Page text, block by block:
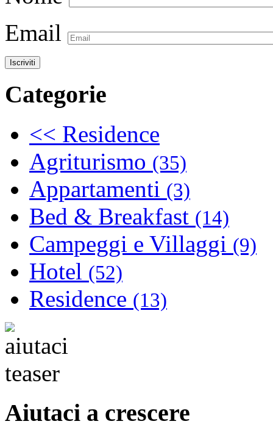
Email
Categorie
<< Residence
Agriturismo (35)
Appartamenti (3)
Bed & Breakfast (14)
Campeggi e Villaggi (9)
Hotel (52)
Residence (13)
Aiutaci a crescere